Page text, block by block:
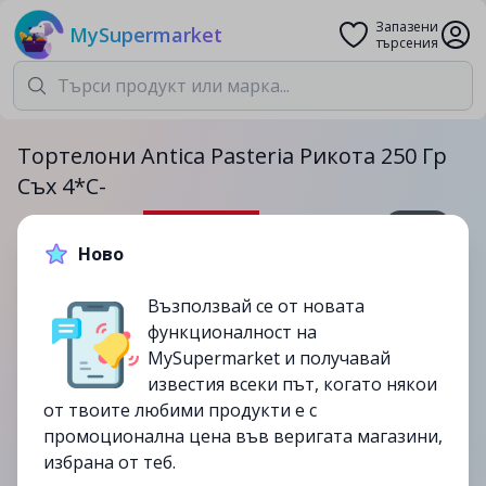
MySupermarket
Запазени
търсения
Тортелони Antica Pasteria Рикота 250 Гр
Съх 4*С-
2.99лв.4.99лв.
-40%
изтекла
Ново
Възползвай се от новата
функционалност на
MySupermarket и получавай
известия всеки път, когато някои
от твоите любими продукти е с
промоционална цена във веригата магазини,
избрана от теб.